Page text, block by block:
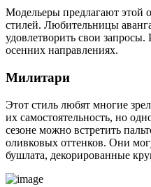
Модельеры предлагают этой
стилей. Любительницы
удовлетворить свои
осенних направлениях.
Милитари
Этот стиль любят многие
их самостоятельность, но
сезоне можно встретить
оливковых оттенков. Они
бушлата, декорированные